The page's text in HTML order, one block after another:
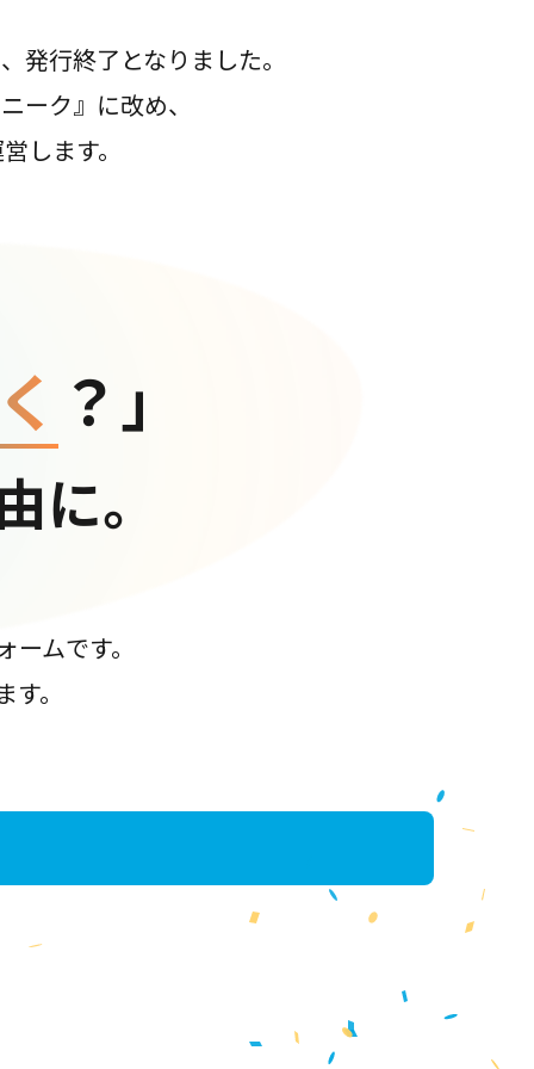
発行終了となりました。
ーク』に改め、
します。
？」
に。
ムです。
。